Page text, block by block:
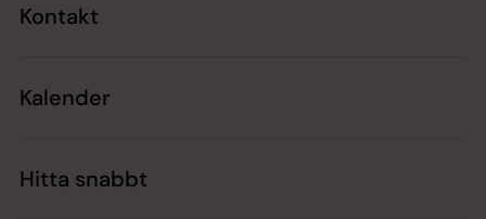
Kontakt
Kalender
Hitta snabbt